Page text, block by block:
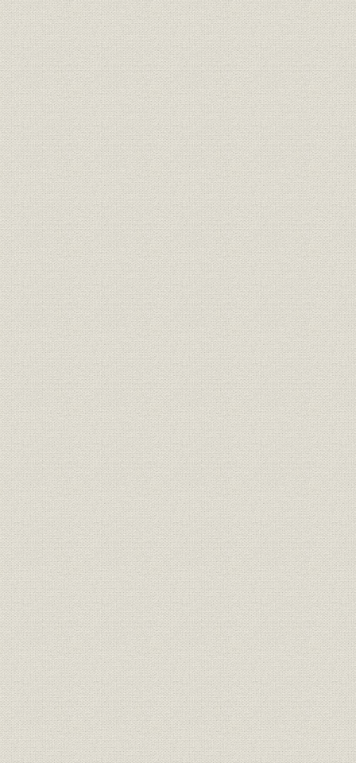
7 フィリピン市場エ 進出
8 輸出店カラ 綿布部エ 発展
C 第1次世界大戦ト 伊藤忠合名ノ 発展
1 第1次世界大戦 ハジマル
2 伊藤忠合名会社ノ 発足
3 未曽有ノ 大戦景気
4 糸店ノ 躍進
5 在華各店ノ 状況
6 アメリカ エ 進出
7 南方ニ 商権ヲ 伸張
8 国内支店ノ 拡張
II 旧伊藤忠商事時代
A 伊藤忠商事ノ 発足ト 第1次世界大戦後ノ 恐慌
1 大戦ブーム下ノ スタート
2 戦後ノ 大反動ト 善後処置
B 恐慌後ノ 苦節10年
1 不況ノ 谷間
2 取扱分野ノ 拡大
3 内外各店ノ 活躍
C 満州事変ト 貿易ノ 躍進
1 ワガ国 経済ノ 拡大
2 綿糸布部門ノ 伸張
3 化繊部門ノ 発展